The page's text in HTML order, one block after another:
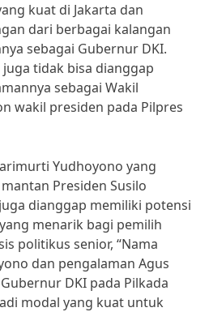
kuat di Jakarta dan
dari berbagai kalangan
sebagai Gubernur DKI.
tidak bisa dianggap
sebagai Wakil
wakil presiden pada Pilpres
Yudhoyono yang
Presiden Susilo
dianggap memiliki potensi
menarik bagi pemilih
politikus senior, “Nama
dan pengalaman Agus
DKI pada Pilkada
modal yang kuat untuk